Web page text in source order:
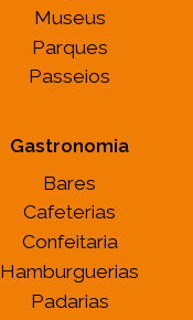
Museus
Parques
Passeios
Gastronomia
Bares
Cafeterias
Confeitaria
Hamburguerias
Padarias